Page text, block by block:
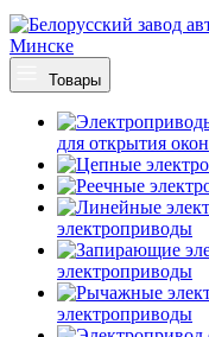
Товары
для открытия окон
электроприводы
электроприводы
электроприводы